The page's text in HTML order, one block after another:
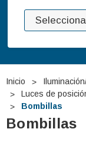
Inicio
Luces de
Bombillas
Bombillas